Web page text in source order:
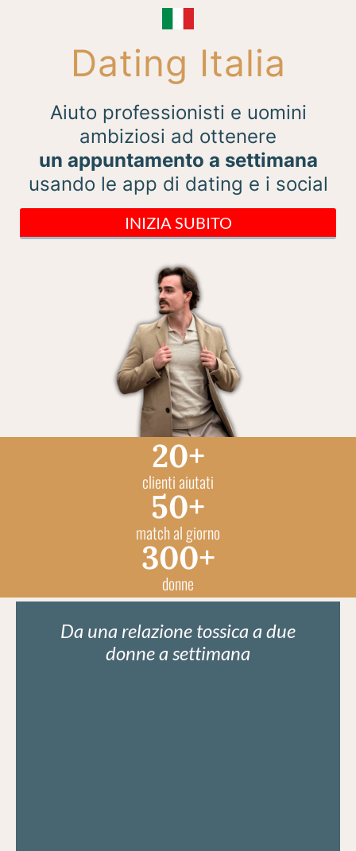
Dating Italia
Aiuto professionisti e uomini
ambiziosi ad ottenere
un appuntamento a settimana
usando le app di dating e i social
INIZIA SUBITO
20+
clienti aiutati
50+
match al giorno
300+
donne
Da una relazione tossica a due
donne a settimana